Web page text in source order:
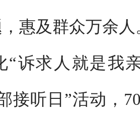
惠及群众万余人
“诉求人就是我
接听日”活动，